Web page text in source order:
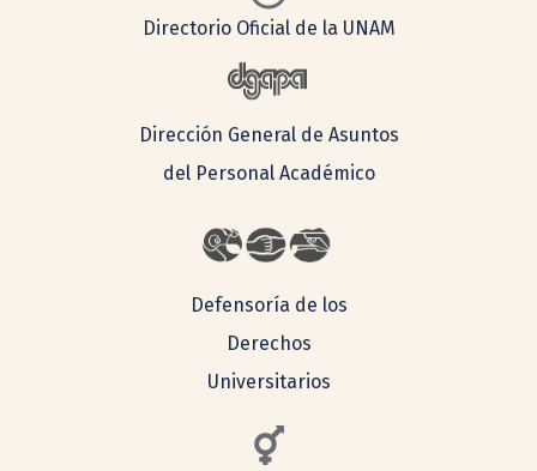
Directorio Oficial de la UNAM
Dirección General de Asuntos
del Personal Académico
Defensoría de los
Derechos
Universitarios